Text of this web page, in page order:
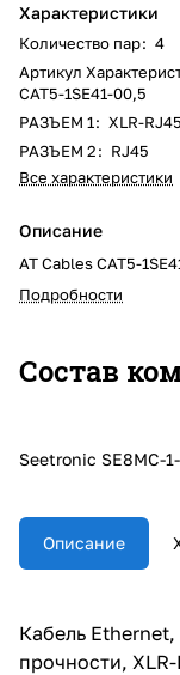
Характеристики
Количество пар: 4
Артикул
CAT5-1SE41-00,5
РАЗЪЕМ 1: XLR-RJ45
РАЗЪЕМ 2: RJ45
Все характеристики
Описание
AT Cables CAT5-
Подробности
Состав
Seetronic SE8MC-
Описание
Кабель
прочности,